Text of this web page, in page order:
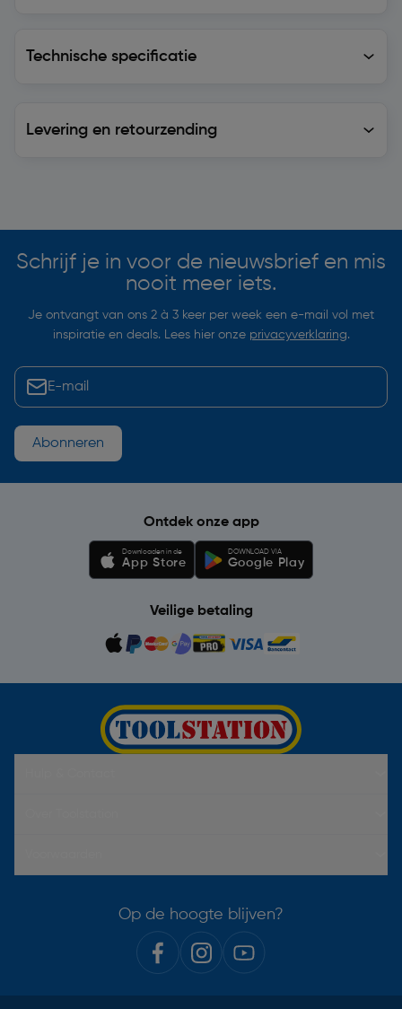
Technische specificatie
Levering en retourzending
Schrijf je in voor de nieuwsbrief en mis
nooit meer iets.
Je ontvangt van ons 2 à 3 keer per week een e-mail vol met
inspiratie en deals. Lees hier onze privacyverklaring.
Abonneren
Ontdek onze app
Downloaden in de
App Store
DOWNLOAD VIA
Google Play
Veilige betaling
Op de hoogte blijven?